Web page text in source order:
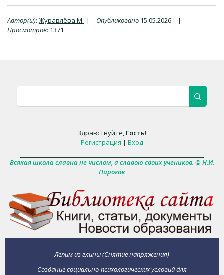
Автор(ы): Журавлёва М. | Опубликовано 15.05.2026
|
Просмотров: 1371
Здравствуйте, Гость!
Регистрация | Вход
Всякая школа славна не числом, а славою своих учеников. © Н.И.
Пирогов
Лепим из глины (Снятие напряжения)
Создание социально-психологических условий для